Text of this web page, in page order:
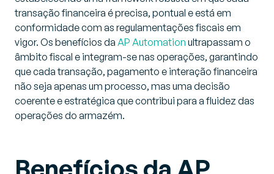
transação financeira é precisa, pontual e está em
conformidade com as regulamentações fiscais em
vigor. Os benefícios da AP Automation ultrapassam o
âmbito fiscal e integram-se nas operações, garantindo
que cada transação, pagamento e interação financeira
não seja apenas um processo, mas uma decisão
coerente e estratégica que contribui para a fluidez das
operações do armazém.